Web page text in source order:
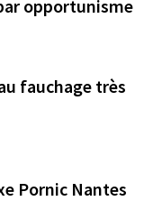
opportunisme
fauchage très
Pornic Nantes